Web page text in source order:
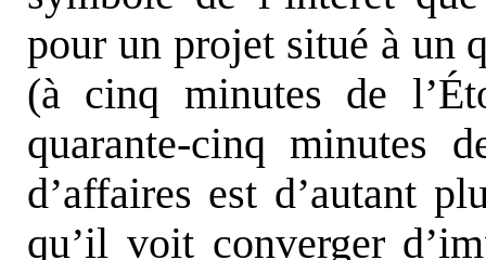
pour un projet situé à un
(à cinq minutes de
quarante-cinq minutes
d’affaires est d’autant
qu’il voit converger